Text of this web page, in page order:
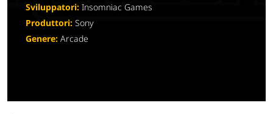
Sviluppatori: Insomniac Games
Produttori: Sony
Genere: Arcade